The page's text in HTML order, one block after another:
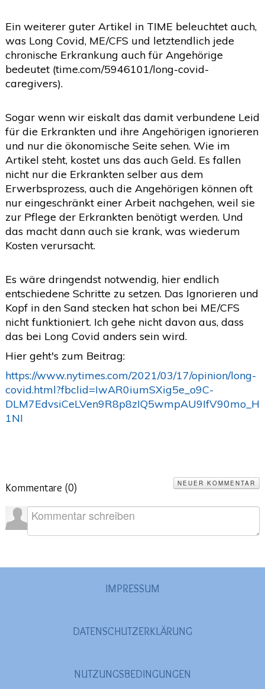
Ein weiterer guter Artikel in TIME beleuchtet auch,
was Long Covid, ME/CFS und letztendlich jede
chronische Erkrankung auch für Angehörige
bedeutet (time.com/5946101/long-covid-
caregivers).
Sogar wenn wir eiskalt das damit verbundene Leid
für die Erkrankten und ihre Angehörigen ignorieren
und nur die ökonomische Seite sehen. Wie im
Artikel steht, kostet uns das auch Geld. Es fallen
nicht nur die Erkrankten selber aus dem
Erwerbsprozess, auch die Angehörigen können oft
nur eingeschränkt einer Arbeit nachgehen, weil sie
zur Pflege der Erkrankten benötigt werden. Und
das macht dann auch sie krank, was wiederum
Kosten verursacht.
Es wäre dringendst notwendig, hier endlich
entschiedene Schritte zu setzen. Das Ignorieren und
Kopf in den Sand stecken hat schon bei ME/CFS
nicht funktioniert. Ich gehe nicht davon aus, dass
das bei Long Covid anders sein wird.
Hier geht's zum Beitrag:
https://www.nytimes.com/2021/03/17/opinion/long-
covid.html?fbclid=IwAR0iumSXig5e_o9C-
DLM7EdvsiCeLVen9R8p8zIQ5wmpAU9IfV90mo_H
1NI
Kommentare (0) NEUER KOMMENTAR
IMPRESSUM
DATENSCHUTZERKLÄRUNG
NUTZUNGSBEDINGUNGEN